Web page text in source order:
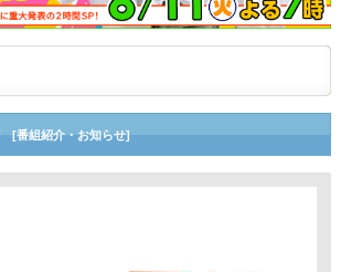
[番組紹介・お知らせ]